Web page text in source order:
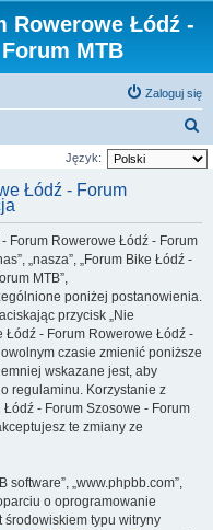
Rowerowe Łódź -
MTB
Zaloguj się
z
Język:
Łódź - Forum
Forum Rowerowe Łódź - Forum
„nasza”, „Forum Bike Łódź -
MTB”,
poniżej postanowienia.
przycisk „Nie
Łódź - Forum Rowerowe Łódź -
czasie zmienić poniższe
wskazane jest, aby
regulaminu. Korzystanie z
- Forum Szosowe - Forum
te zmiany ze
software”, „www.phpbb.com”,
o oprogramowanie
typu witryny